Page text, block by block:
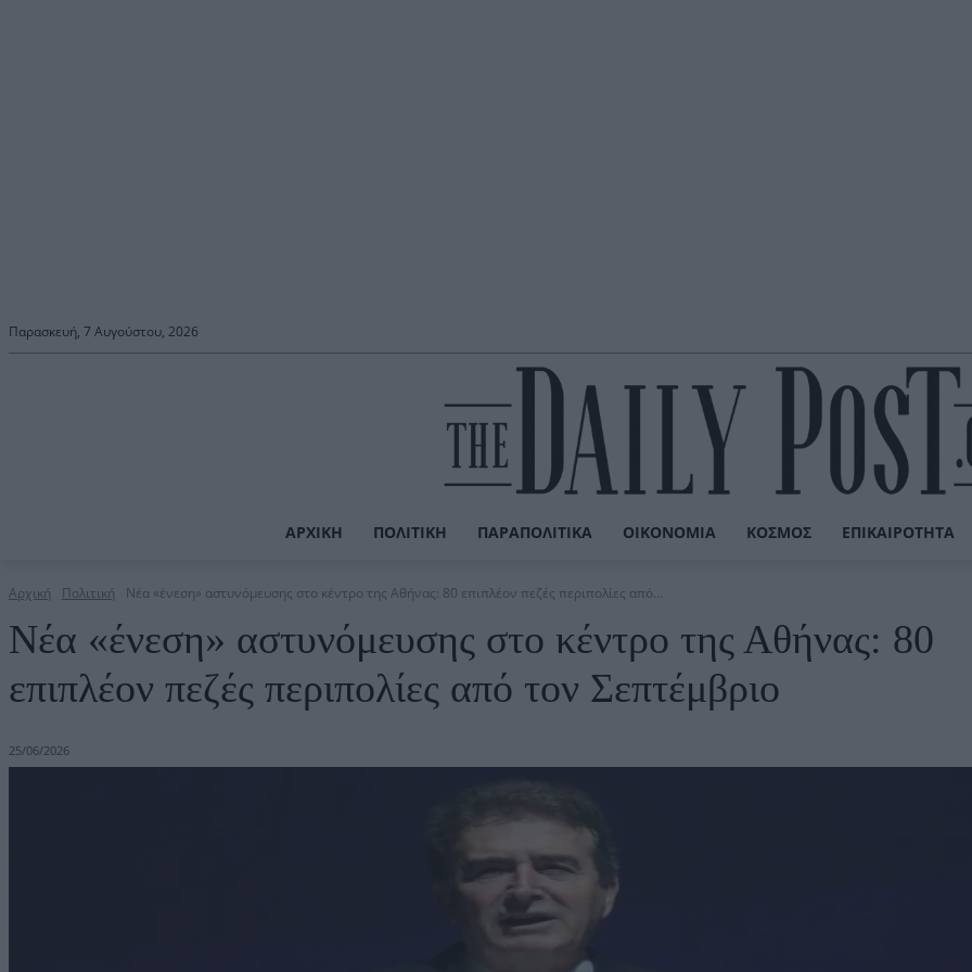
Παρασκευή, 7 Αυγούστου, 2026
ΑΡΧΙΚΉ ΠΟΛΙΤΙΚΉ ΠΑΡΑΠΟΛΙΤΙΚΆ ΟΙΚΟΝΟΜΊΑ ΚΌΣΜΟΣ ΕΠΙΚΑΙΡΌΤΗΤΑ
Αρχική Πολιτική Νέα «ένεση» αστυνόμευσης στο κέντρο της Αθήνας: 80 επιπλέον πεζές περιπολίες από...
Νέα «ένεση» αστυνόμευσης στο κέντρο της Αθήνας: 80
επιπλέον πεζές περιπολίες από τον Σεπτέμβριο
25/06/2026